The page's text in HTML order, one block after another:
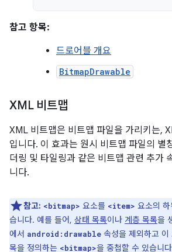
참고 항목:
드로어블 개요
BitmapDrawable
XML 비트맵
XML 비트맵은 비트맵 파일을 가리키는,
입니다. 이 효과는 원시 비트맵 파일의 별
더링 및 타일링과 같은 비트맵 관련 추가
니다.
참고: <bitmap> 요소를 <item> 요소의
습니다. 예를 들어, 상태 목록이나 계층 목록을
에서 android:drawable 속성을 제외하고
목을 정의하는 <bitmap>을 중첩할 수 있습니